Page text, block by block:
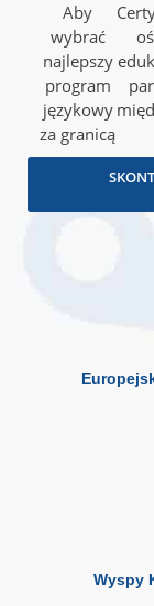
Aby
wybrać
najlepszy
program
językowy
za granicą
Wyspy